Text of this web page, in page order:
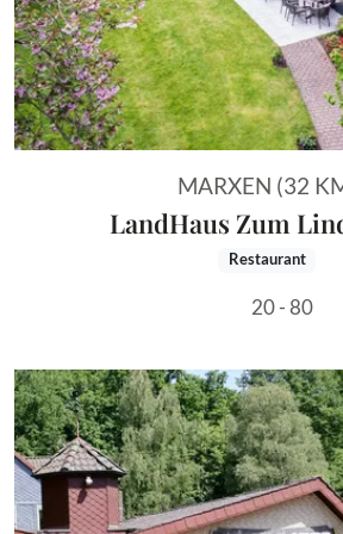
MARXEN (32
LandHaus Zum
Restaurant
20 - 80